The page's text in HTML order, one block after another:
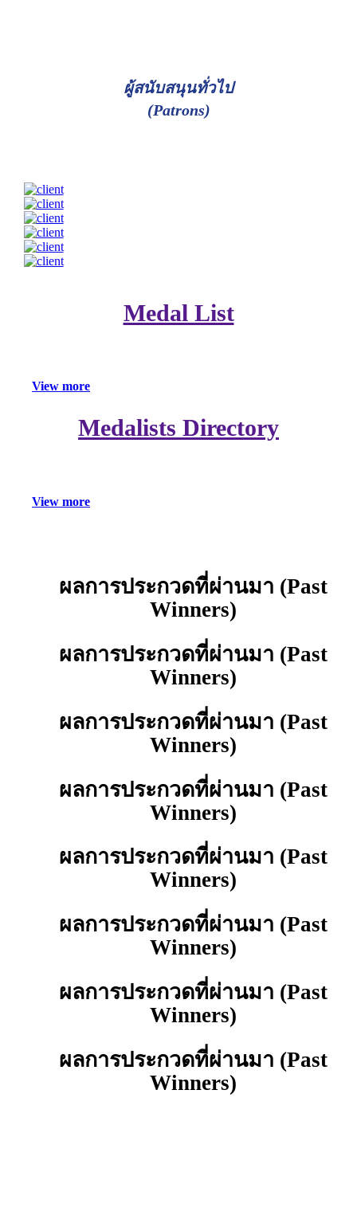
ผู้สนับสนุนทั่วไป
(Patrons)
Medal List
View more
Medalists Directory
View more
ผลการประกวดที่ผ่านมา (Past
Winners)
ผลการประกวดที่ผ่านมา (Past
Winners)
ผลการประกวดที่ผ่านมา (Past
Winners)
ผลการประกวดที่ผ่านมา (Past
Winners)
ผลการประกวดที่ผ่านมา (Past
Winners)
ผลการประกวดที่ผ่านมา (Past
Winners)
ผลการประกวดที่ผ่านมา (Past
Winners)
ผลการประกวดที่ผ่านมา (Past
Winners)